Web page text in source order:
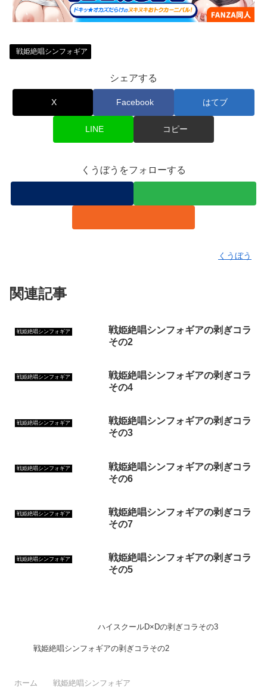
戦姫絶唱シンフォギア
シェアする
X Facebook はてブ
LINE コピー
くうぼうをフォローする
くうぼう
関連記事
戦姫絶唱シンフォギア
戦姫絶唱シンフォギアの剥ぎコラ
その2
戦姫絶唱シンフォギア
戦姫絶唱シンフォギアの剥ぎコラ
その4
戦姫絶唱シンフォギア
戦姫絶唱シンフォギアの剥ぎコラ
その3
戦姫絶唱シンフォギア
戦姫絶唱シンフォギアの剥ぎコラ
その6
戦姫絶唱シンフォギア
戦姫絶唱シンフォギアの剥ぎコラ
その7
戦姫絶唱シンフォギア
戦姫絶唱シンフォギアの剥ぎコラ
その5
ハイスクールD×Dの剥ぎコラその3
戦姫絶唱シンフォギアの剥ぎコラその2
ホーム 戦姫絶唱シンフォギア